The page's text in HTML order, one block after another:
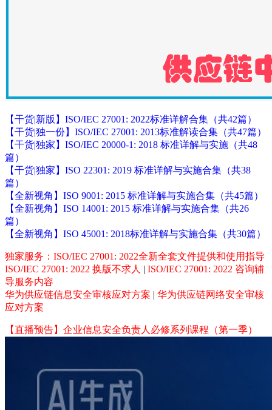
【干货|新版】ISO/IEC 27001: 2022标准详解合集（共42篇）
【干货|独一份】ISO/IEC 27001: 2013标准解读合集（共47篇）
【干货|独家】ISO/IEC 20000-1: 2018 标准详解与实施（共48
篇）
【干货|独家】ISO 22301: 2019 标准详解与实施合集（共38
篇）
【全新视角】ISO 9001: 2015 标准详解与实施合集（共45篇）
【全新视角】ISO 14001: 2015 标准详解与实施合集（共26
篇）
【全新视角】ISO 45001: 2018标准详解与实施合集（共30篇）
独家服务：ISO/IEC 27001: 2022全新全套文件提供和使用指导
ISO/IEC 27001: 2022 换版不求人 | ISO/IEC 27001: 2022 咨询辅
导服务内容
华为供应链信息安全审核应对方案 | 华为供应链网络安全审核
应对方案
【直播预告】企业信息安全负责人必修系列课程（第一季）